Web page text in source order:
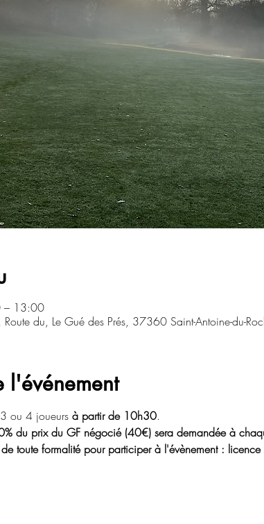
– 13:00
Route du, Le Gué des Prés, 37360 Saint-Antoine-du-
l'événement
ou 4 joueurs à partir de 10h30.
du prix du GF négocié (40€) sera demandée à
toute formalité pour participer à l'évènement :